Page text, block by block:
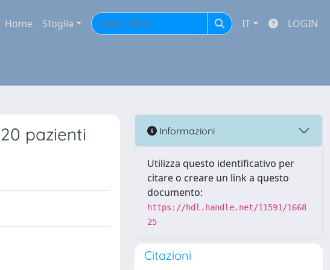
Home Sfoglia IT LOGIN
pazienti Informazioni
Utilizza questo identificativo per
citare o creare un link a questo
documento:
https://hdl.handle.net/11591/1668
25
Citazioni